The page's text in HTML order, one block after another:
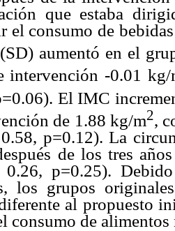
que estaba
el consumo de
aumentó en el
intervención -0.01 kg/
El IMC
de 1.88 kg/m2,
p=0.12). La
de los tres
0.26, p=0.25).
los grupos
al propuesto
consumo de